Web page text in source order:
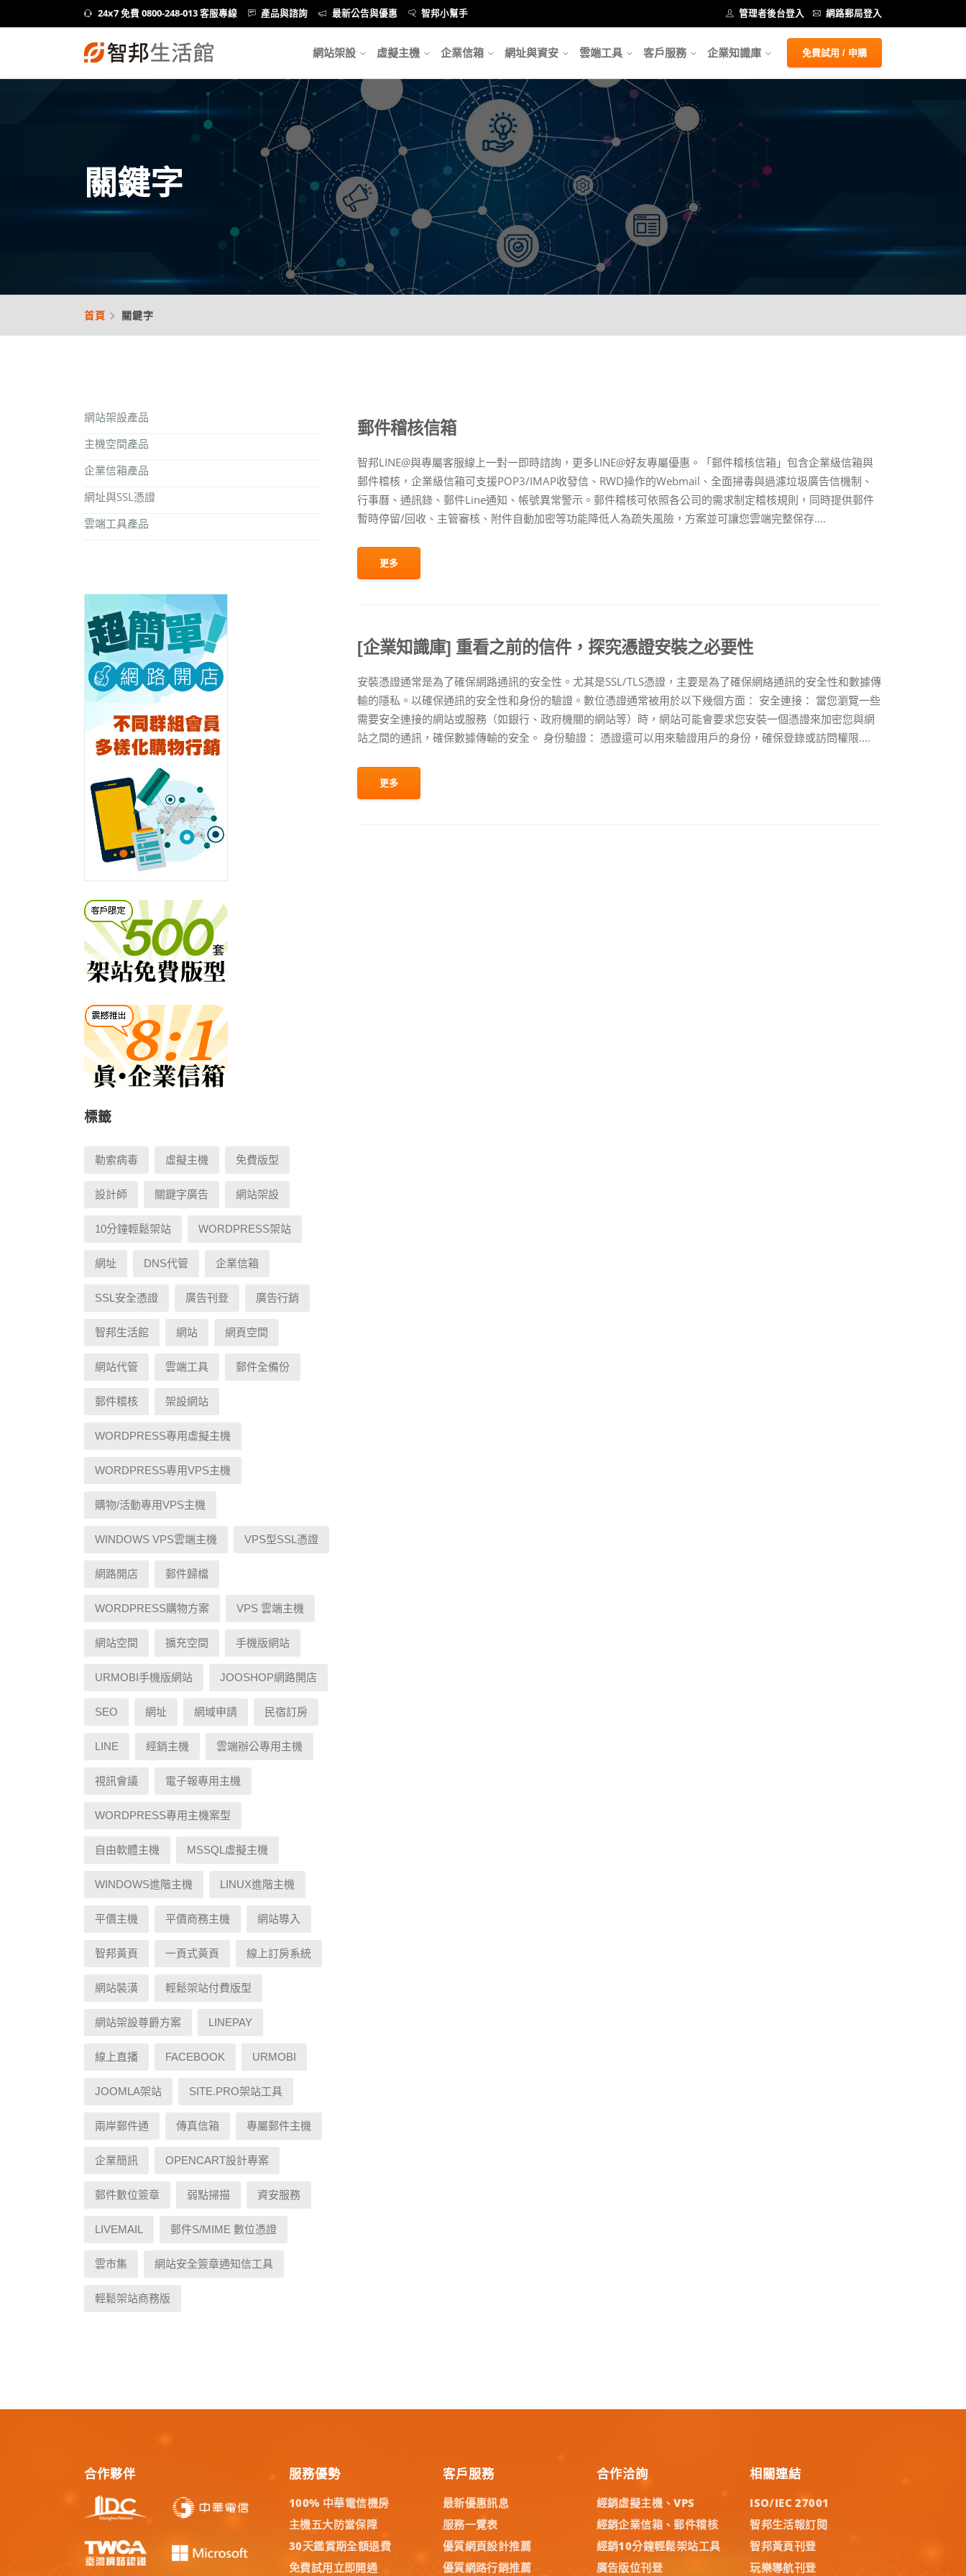
24x7 免費 0800-248-013 客服專線 產品與諮詢 最新公告與優惠 智邦小幫手 管理者後台登入 網路郵局登入
網站架設 虛擬主機 企業信箱 網址與資安 雲端工具 客戶服務 企業知識庫 免費試用 / 申購
關鍵字
首頁 關鍵字
網站架設產品
主機空間產品
企業信箱產品
網址與SSL憑證
雲端工具產品
標籤
勒索病毒 虛擬主機 免費版型
設計師 關鍵字廣告 網站架設
10分鐘輕鬆架站 WORDPRESS架站
網址 DNS代管 企業信箱
SSL安全憑證 廣告刊登 廣告行銷
智邦生活館 網站 網頁空間
網站代管 雲端工具 郵件全備份
郵件稽核 架設網站
WORDPRESS專用虛擬主機
WORDPRESS專用VPS主機
購物/活動專用VPS主機
WINDOWS VPS雲端主機 VPS型SSL憑證
網路開店 郵件歸檔
WORDPRESS購物方案 VPS 雲端主機
網站空間 擴充空間 手機版網站
URMOBI手機版網站 JOOSHOP網路開店
SEO 網址 網域申請 民宿訂房
LINE 經銷主機 雲端辦公專用主機
視訊會議 電子報專用主機
WORDPRESS專用主機案型
自由軟體主機 MSSQL虛擬主機
WINDOWS進階主機 LINUX進階主機
平價主機 平價商務主機 網站導入
智邦黃頁 一頁式黃頁 線上訂房系統
網站裝潢 輕鬆架站付費版型
網站架設尊爵方案 LINEPAY
線上直播 FACEBOOK URMOBI
JOOMLA架站 SITE.PRO架站工具
兩岸郵件通 傳真信箱 專屬郵件主機
企業簡訊 OPENCART設計專案
郵件數位簽章 弱點掃描 資安服務
LIVEMAIL 郵件S/MIME 數位憑證
雲市集 網站安全簽章通知信工具
輕鬆架站商務版
郵件稽核信箱
智邦LINE@與專屬客服線上一對一即時諮詢，更多LINE@好友專屬優惠。「郵件稽核信箱」包含企業級信箱與
郵件稽核，企業級信箱可支援POP3/IMAP收發信、RWD操作的Webmail、全面掃毒與過濾垃圾廣告信機制、
行事曆、通訊錄、郵件Line通知、帳號異常警示。郵件稽核可依照各公司的需求制定稽核規則，同時提供郵件
暫時停留/回收、主管審核、附件自動加密等功能降低人為疏失風險，方案並可讓您雲端完整保存....
更多
[企業知識庫] 重看之前的信件，探究憑證安裝之必要性
安裝憑證通常是為了確保網路通訊的安全性。尤其是SSL/TLS憑證，主要是為了確保網絡通訊的安全性和數據傳
輸的隱私。以確保通訊的安全性和身份的驗證。數位憑證通常被用於以下幾個方面： 安全連接： 當您瀏覽一些
需要安全連接的網站或服務（如銀行、政府機關的網站等）時，網站可能會要求您安裝一個憑證來加密您與網
站之間的通訊，確保數據傳輸的安全。 身份驗證： 憑證還可以用來驗證用戶的身份，確保登錄或訪問權限....
更多
合作夥伴
服務優勢
100% 中華電信機房
主機五大防當保障
30天鑑賞期全額退費
免費試用立即開通
客戶服務
最新優惠訊息
服務一覽表
優質網頁設計推薦
優質網路行銷推薦
合作洽詢
經銷虛擬主機、VPS
經銷企業信箱、郵件稽核
經銷10分鐘輕鬆架站工具
廣告版位刊登
相關連結
ISO/IEC 27001
智邦生活報訂閱
智邦黃頁刊登
玩樂導航刊登